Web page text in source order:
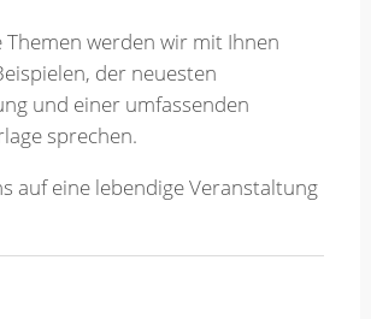
Themen werden wir mit Ihnen
der neuesten
und einer umfassenden
sprechen.
auf eine lebendige Veranstaltung